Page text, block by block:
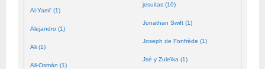
Al-Yami' (1)
Alejandro (1)
Ali (1)
Ali-Osmán (1)
jesuitas (10)
Jonathan Swift (1)
Joseph de Fonfrède (1)
Jsé y Zuleïka (1)